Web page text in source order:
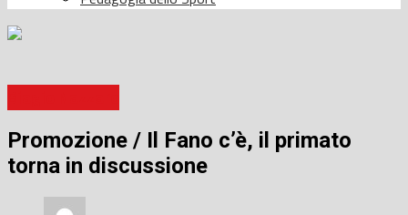
Promozione / Il Fano c’è, il primato
torna in discussione